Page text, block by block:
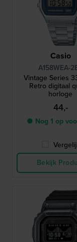
Casio
A158WEA-
Vintage Series
Retro digitaal
horloge
44,-
● Nog 1 op
Bekijk